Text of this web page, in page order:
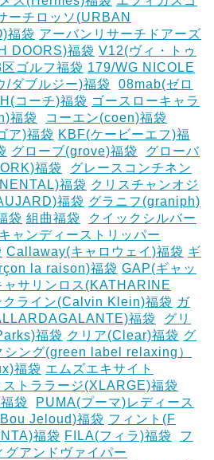
ーチロッソ(URBAN
福袋 アーバンリサーチドアーズ
DOORS)福袋 V12(ヴィ・トゥ
ゴルフ福袋 179/WG NICOLE
/ダブルジー)福袋
08mab(ゼロ
コーチ)福袋 ゴースローキャラ
福袋
コーエン(coen)福袋
ア)福袋 KBF(ケービーエフ)福
グローブ(grove)福袋
グローバ
福袋
グレースコンチネン
福袋 クリスチャンオジ
福袋 グラニフ(graniph)
袋 組曲福袋
クイックシルバー
キャンディーストリッパー
Callaway(キャロウェイ)福袋 ギ
la raison)福袋 GAP(ギャッ
ャサリンロス(KATHARINE
クライン(Calvin Klein)福袋 ガ
福袋
グリ
福袋 クリア(Clear)福袋 グ
シング(green label relaxing）
福袋 エムズエキサイト
ストララージ(XLARGE)福袋
袋
PUMA(プーマ)レディース
Jeloud)福袋 フィント(F
福袋 ‎FILA(フィラ)福袋
フ
グアンドヴァイパー